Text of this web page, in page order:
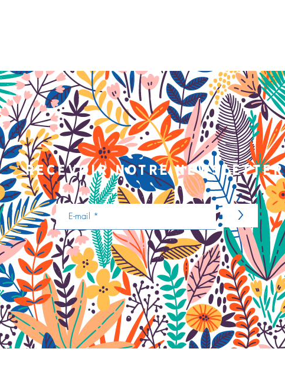
recevoir notre newsletter
>